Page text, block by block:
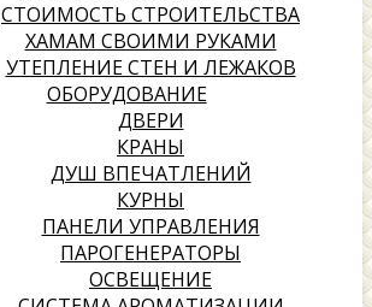
СТОИМОСТЬ СТРОИТЕЛЬСТВА
ХАМАМ СВОИМИ РУКАМИ
УТЕПЛЕНИЕ СТЕН И ЛЕЖАКОВ
ОБОРУДОВАНИЕ
ДВЕРИ
КРАНЫ
ДУШ ВПЕЧАТЛЕНИЙ
КУРНЫ
ПАНЕЛИ УПРАВЛЕНИЯ
ПАРОГЕНЕРАТОРЫ
ОСВЕЩЕНИЕ